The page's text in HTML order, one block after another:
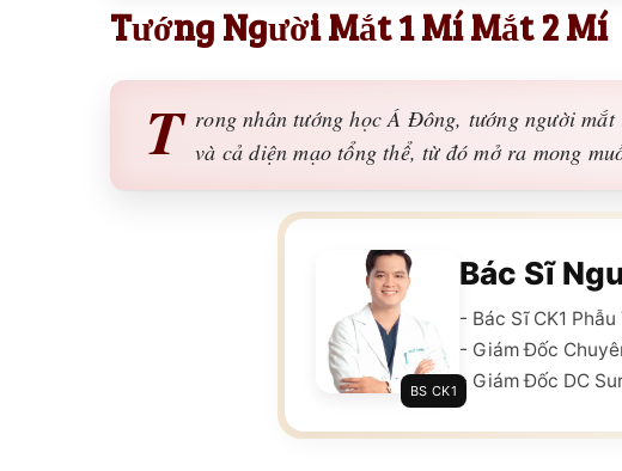
Tướng Người Mắt 1 Mí Mắt 2 Mí
T rong nhân tướng học Á Đông, tướng người
và cả diện mạo tổng thể, từ đó mở ra mong
BS CK1
Bác Sĩ
- Bác Sĩ CK1
- Giám Đốc
- Giám Đốc DC